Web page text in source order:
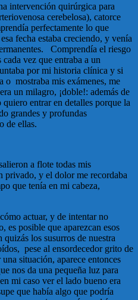
intervención quirúrgica para
cerebelosa), catorce
perfectamente lo que
fecha estaba creciendo, y venía
Comprendía el riesgo
vez que entraba a un
por mi historia clínica y si
o mostraba mis exámenes, me
un milagro, ¡doble!: además de
entrar en detalles porque la
grandes y profundas
de ellas.
a flote todas mis
privado, y el dolor me recordaba
que tenía en mi cabeza,
actuar, y de intentar no
es posible que aparezcan esos
los susurros de nuestra
pese al ensordecedor grito de
situación, aparece entonces
nos da una pequeña luz para
mi caso ver el lado bueno era
que había algo que podría